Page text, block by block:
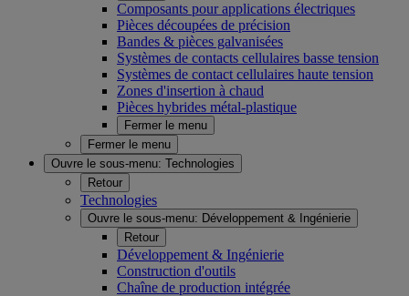
Composants pour applications électriques
Pièces découpées de précision
Bandes & pièces galvanisées
Systèmes de contacts cellulaires basse tension
Systèmes de contact cellulaires haute tension
Zones d'insertion à chaud
Pièces hybrides métal-plastique
Fermer le menu
Fermer le menu
Ouvre le sous-menu: Technologies
Retour
Technologies
Ouvre le sous-menu: Développement & Ingénierie
Retour
Développement & Ingénierie
Construction d'outils
Chaîne de production intégrée